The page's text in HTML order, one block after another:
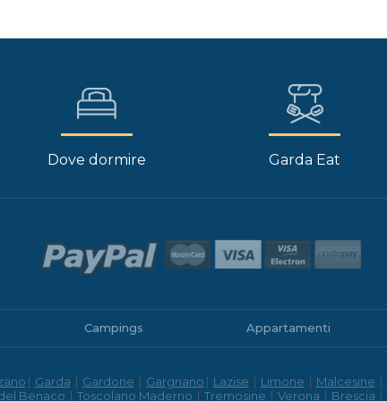
Dove dormire Garda Eat
Campings Appartamenti
| Garda | Gardone | Gargnano | Lazise | Limone | Malcesine |
Benaco | Toscolano Maderno | Tremosine | Verona | Brescia |